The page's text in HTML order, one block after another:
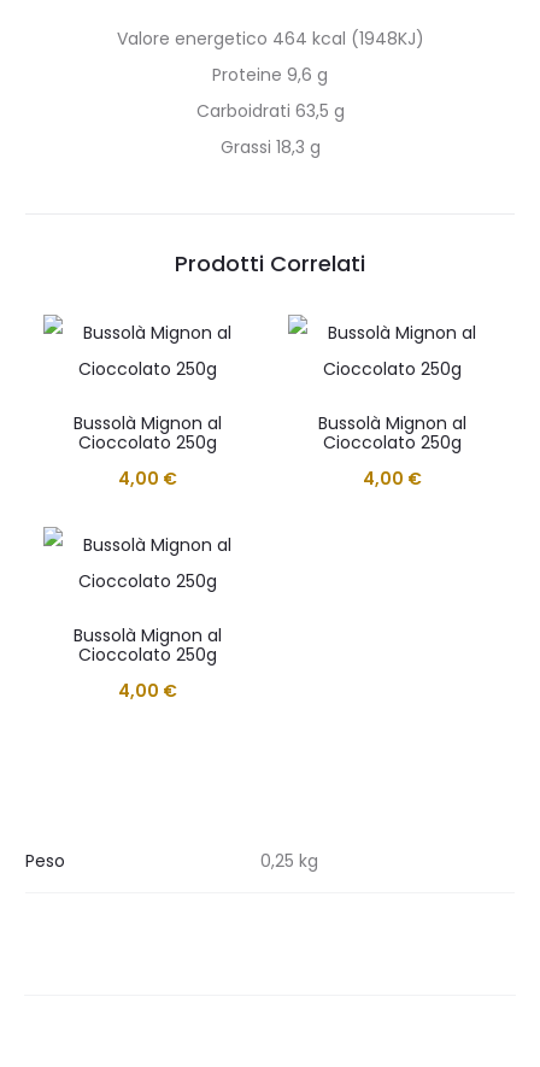
Valore energetico 464 kcal (1948KJ)
Proteine 9,6 g
Carboidrati 63,5 g
Grassi 18,3 g
Prodotti Correlati
Bussolà Mignon al
Cioccolato 250g
4,00 €
Bussolà Mignon al
Cioccolato 250g
4,00 €
Bussolà Mignon al
Cioccolato 250g
4,00 €
Peso 0,25 kg